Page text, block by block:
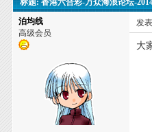
标题: 香港六合彩-万众海浪论坛-
泊均线
高级会员
发
大